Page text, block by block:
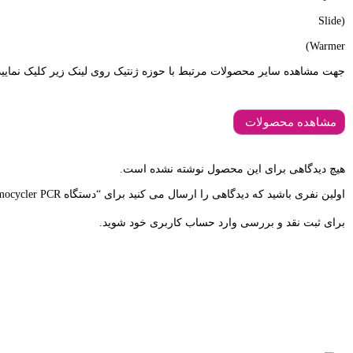
جهت مشاهده سایر محصولات مرتبط با حوزه ژنتیک روی لینک زیر کلیک
هیچ دیدگاهی برای این محصول نوشته نشده است.
اولین نفری باشید که دیدگاهی را ارسال می کنید برای “دستگاه Thermocycler PCR”
برای ثبت نقد و بررسی وارد حساب کاربری خود شوید.